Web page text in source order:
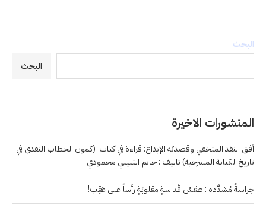
البحث
البحث
المنشورات الاخيرة
أفق النقد المتخفي وقصديّة الإبداع: قراءة في كتاب (كمون الخطاب النقدي في
تاريخ الكتابة المسرحية) تاليف : حاتم التليلي محمودي
حِراسةٌ مُشدَّدة : طقسُ قَداسةٍ مقلوبَةٍ رأساً على عَقِب!